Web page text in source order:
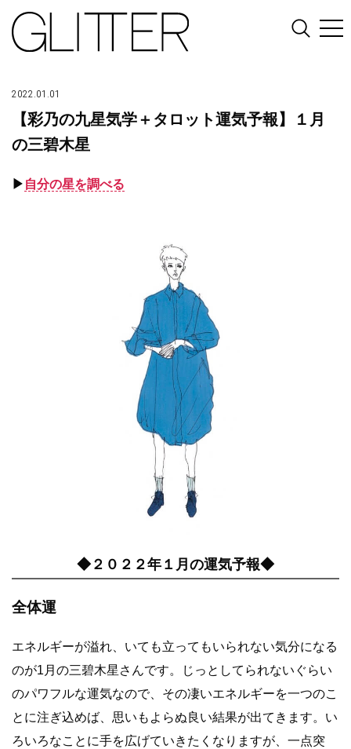
2022.01.01
【彩乃の九星気学＋タロット運気予報】１月
の三碧木星
▶︎ 自分の星を調べる
◆２０２２年１月の運気予報◆
全体運
エネルギーが溢れ、いても立ってもいられない気分になる
のが1月の三碧木星さんです。じっとしてられないぐらい
のパワフルな運気なので、その凄いエネルギーを一つのこ
とに注ぎ込めば、思いもよらぬ良い結果が出てきます。い
ろいろなことに手を広げていきたくなりますが、一点突